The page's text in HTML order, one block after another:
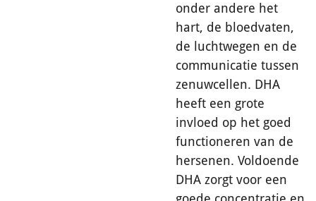
onder andere het
hart, de bloedvaten,
de luchtwegen en de
communicatie tussen
zenuwcellen. DHA
heeft een grote
invloed op het goed
functioneren van de
hersenen. Voldoende
DHA zorgt voor een